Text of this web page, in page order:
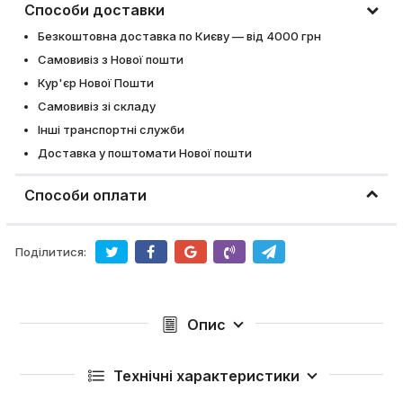
Способи доставки
Безкоштовна доставка по Києву — від 4000 грн
Самовивіз з Нової пошти
Кур'єр Нової Пошти
Самовивіз зі складу
Інші транспортні служби
Доставка у поштомати Нової пошти
Способи оплати
Поділитися:
Опис
Технічні характеристики